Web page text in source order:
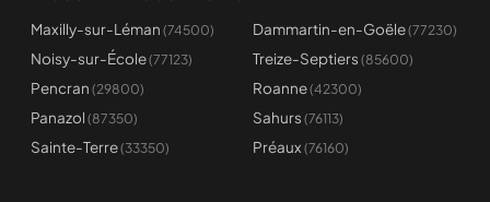
Maxilly-sur-Léman (74500) Dammartin-en-Goële(77230)
Noisy-sur-École(77123) Treize-Septiers (85600)
Pencran (29800) Roanne(42300)
Panazol (87350) Sahurs (76113)
Sainte-Terre(33350) Préaux (76160)